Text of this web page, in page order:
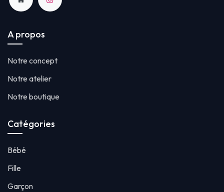
A propos
Notre concept
Notre atelier
Notre boutique
Catégories
Bébé
Fille
Garçon